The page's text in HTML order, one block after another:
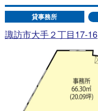
貸事務所
諏訪市大手２丁目17-16